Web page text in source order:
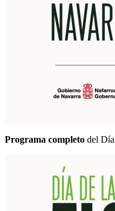
Programa completo del